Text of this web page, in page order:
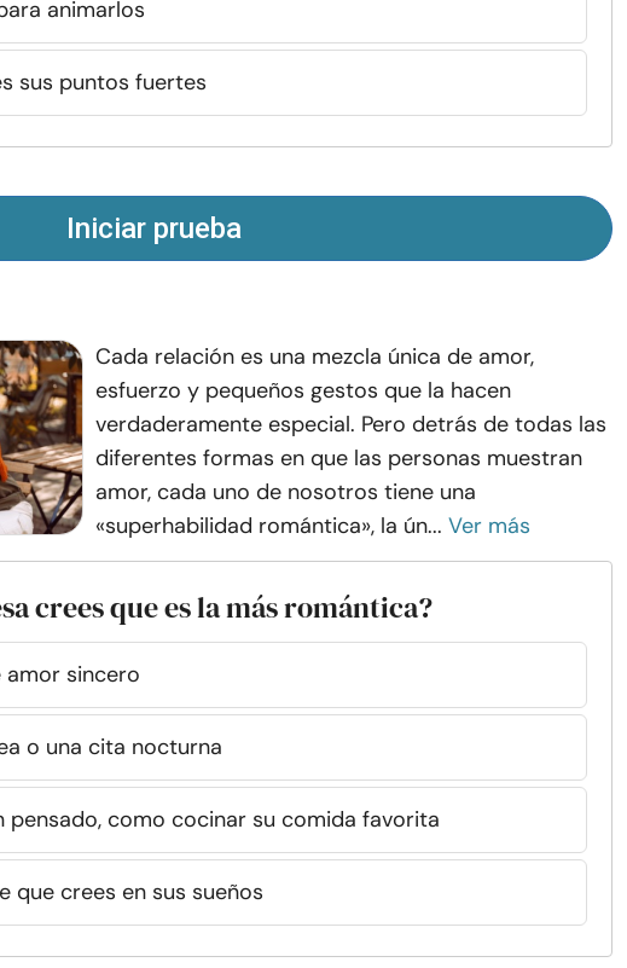
animarlos
sus puntos fuertes
Iniciar prueba
Cada relación es una mezcla única de amor,
esfuerzo y pequeños gestos que la hacen
verdaderamente especial. Pero detrás de todas las
diferentes formas en que las personas muestran
amor, cada uno de nosotros tiene una
«superhabilidad romántica», la ún... Ver más
crees que es la más romántica?
amor sincero
o una cita nocturna
pensado, como cocinar su comida favorita
que crees en sus sueños